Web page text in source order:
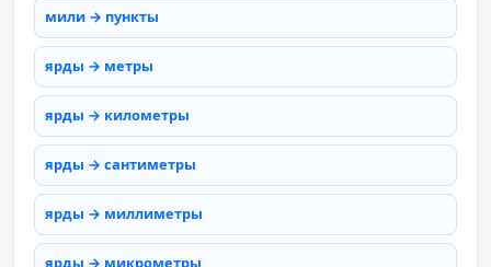
мили → пункты
ярды → метры
ярды → километры
ярды → сантиметры
ярды → миллиметры
ярды → микрометры